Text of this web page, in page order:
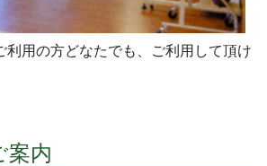
利用の方どなたでも、ご利用して頂け
案内